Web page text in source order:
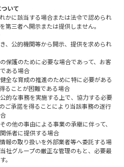
いて
かに該当する場合または法令で認められ
第三者へ開示または提供しません。
、公的機関等から開示、提供を求められ
保護のために必要な場合であって、お客
ある場合
全な育成の推進のために特に必要がある
ることが困難である場合
的な事務を実施する上で、協力する必要
ご承諾を得ることにより当該事務の遂行
他の事由による事業の承継に伴って、
係者に提供する場合
報の取り扱いを外部業者等へ委託する場
社グループの厳正な管理のもと、必要最
。